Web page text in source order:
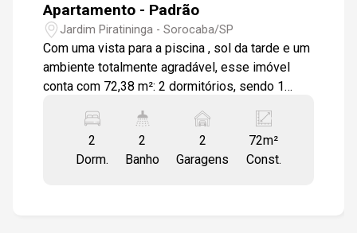
Apartamento - Padrão
Jardim Piratininga - Sorocaba/SP
Com uma vista para a piscina , sol da tarde e um
ambiente totalmente agradável, esse imóvel
conta com 72,38 m²: 2 dormitórios, sendo 1
gourmet com churrasqueira a gás; Cozinha
americana; Área de serviço; Infraestrutura para
ar condicionado na sala e suíte; Tomada USB na
2
Dorm.
2
Banho
2
Garagens
72m²
Const.